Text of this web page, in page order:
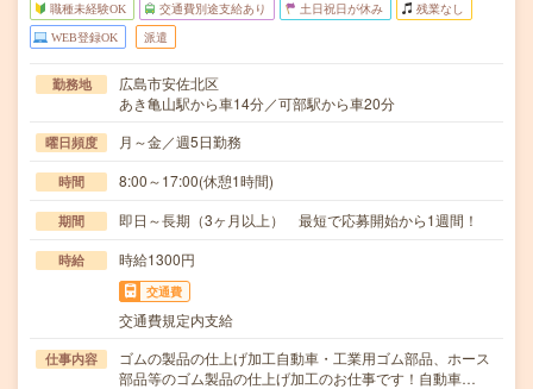
職種未経験OK 交通費別途支給あり 土日祝日が休み 残業なし
WEB登録OK 派遣
勤務地
広島市安佐北区
あき亀山駅から車14分／可部駅から車20分
曜日頻度 月～金／週5日勤務
時間 8:00～17:00(休憩1時間)
期間 即日～長期（3ヶ月以上） 最短で応募開始から1週間！
時給 時給1300円
交通費
交通費規定内支給
仕事内容
ゴムの製品の仕上げ加工自動車・工業用ゴム部品、ホース
部品等のゴム製品の仕上げ加工のお仕事です！自動車…